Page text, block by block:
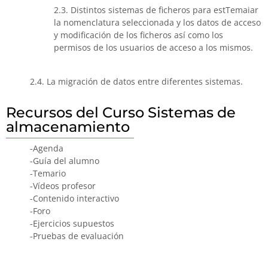
2.3. Distintos sistemas de ficheros para estTemaiar
la nomenclatura seleccionada y los datos de acceso
y modificación de los ficheros así como los
permisos de los usuarios de acceso a los mismos.
2.4. La migración de datos entre diferentes sistemas.
Recursos del Curso Sistemas de
almacenamiento
-Agenda
-Guía del alumno
-Temario
-Vídeos profesor
-Contenido interactivo
-Foro
-Ejercicios supuestos
-Pruebas de evaluación